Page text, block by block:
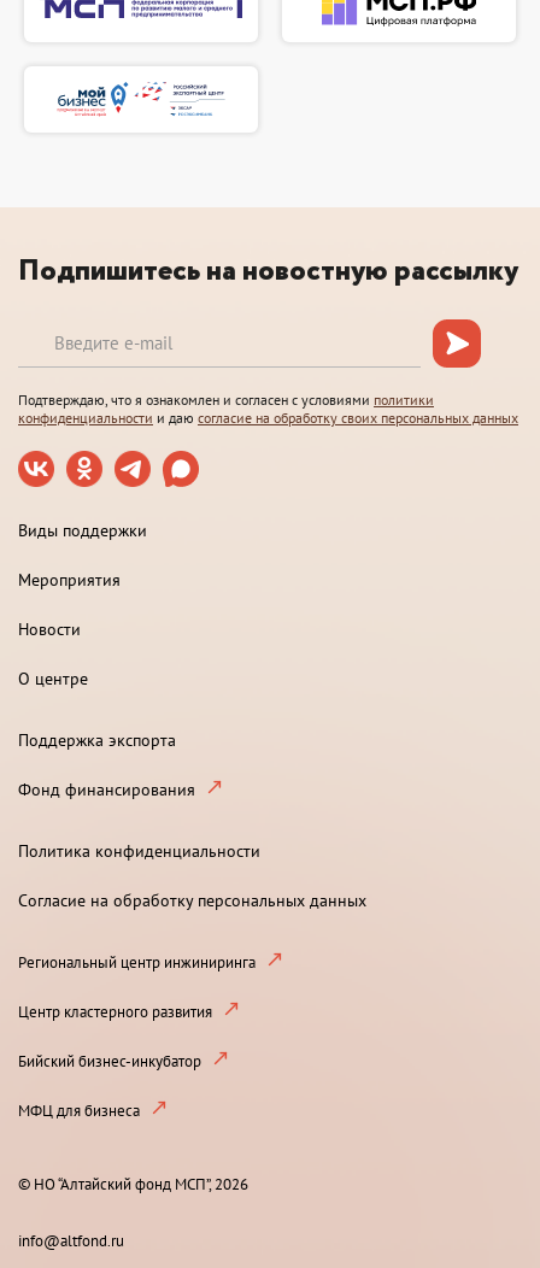
Подпишитесь на новостную рассылку
Подтверждаю, что я ознакомлен и согласен с условиями политики
конфиденциальности и даю согласие на обработку своих персональных данных
Виды поддержки
Мероприятия
Новости
О центре
Поддержка экспорта
Фонд финансирования
Политика конфиденциальности
Согласие на обработку персональных данных
Региональный центр инжиниринга
Центр кластерного развития
Бийский бизнес-инкубатор
МФЦ для бизнеса
© НО “Алтайский фонд МСП”, 2026
info@altfond.ru